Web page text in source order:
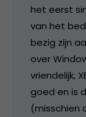
het eerst
van het
bezig zijn
over
vriendelijk,
goed en is
(misschien